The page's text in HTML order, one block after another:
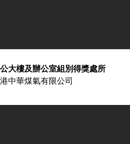
大樓及辦公室組別得獎處所
中華煤氣有限公司